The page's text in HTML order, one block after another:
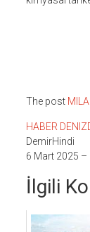
The post
HABER
DemirHindi
6 Mart 2025 –
İlgili